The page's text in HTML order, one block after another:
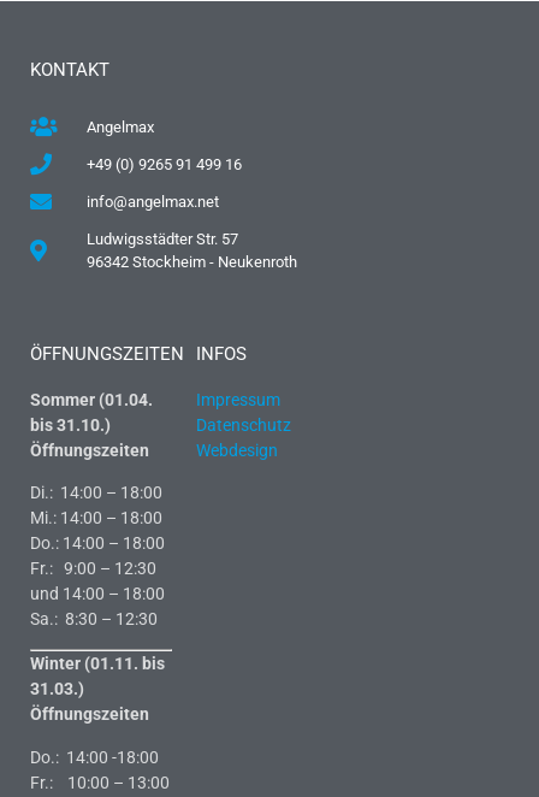
KONTAKT
Angelmax
+49 (0) 9265 91 499 16
info@angelmax.net
Ludwigsstädter Str. 57
96342 Stockheim - Neukenroth
ÖFFNUNGSZEITEN
Sommer (01.04.
bis 31.10.)
Öffnungszeiten
Di.: 14:00 – 18:00
Mi.: 14:00 – 18:00
Do.: 14:00 – 18:00
Fr.: 9:00 – 12:30
und 14:00 – 18:00
Sa.: 8:30 – 12:30
Winter (01.11. bis
31.03.)
Öffnungszeiten
Do.: 14:00 -18:00
Fr.: 10:00 – 13:00
INFOS
Impressum
Datenschutz
Webdesign